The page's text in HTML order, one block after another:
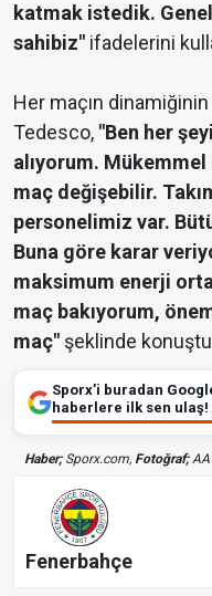
katmak istedik.
sahibiz" ifadelerini
Her maçın
Tedesco, "Ben her
alıyorum.
maç değişebilir.
personelimiz var.
Buna göre karar
maksimum enerji
maç bakıyorum,
maç" şeklinde
Sporx’i buradan
haberlere ilk sen ulaş!
Haber;Sporx.com, Fotoğraf;AA
Fenerbahçe